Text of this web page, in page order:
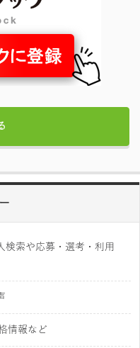
検索や応募・選考・利用
情報など